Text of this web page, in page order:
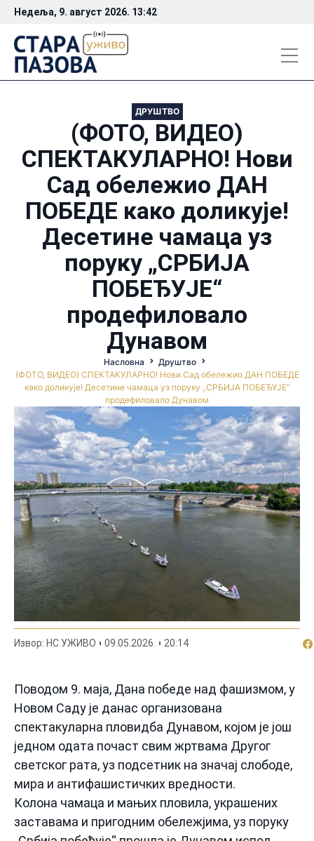
Недеља, 9. август 2026. 13:42
ДРУШТВО
(ФОТО, ВИДЕО)
СПЕКТАКУЛАРНО! Нови
Сад обележио ДАН
ПОБЕДЕ како доликује!
Десетине чамаца уз
поруку „СРБИЈА
ПОБЕЂУЈЕ“
продефиловало
Дунавом
Насловна
Друштво
(ФОТО, ВИДЕО) СПЕКТАКУЛАРНО! Нови Сад обележио ДАН ПОБЕДЕ
како доликује! Десетине чамаца уз поруку „СРБИЈА ПОБЕЂУЈЕ“
продефиловало Дунавом
Извор: НС УЖИВО 09.05.2026. 20:14
Поводом 9. маја, Дана победе над фашизмом, у
Новом Саду је данас организована
спектакуларна пловидба Дунавом, којом је још
једном одата почаст свим жртвама Другог
светског рата, уз подсетник на значај слободе,
мира и антифашистичких вредности.
Колона чамаца и мањих пловила, украшених
заставама и пригодним обележјима, уз поруку